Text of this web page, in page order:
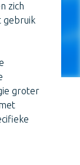
zich
gebruik
groter